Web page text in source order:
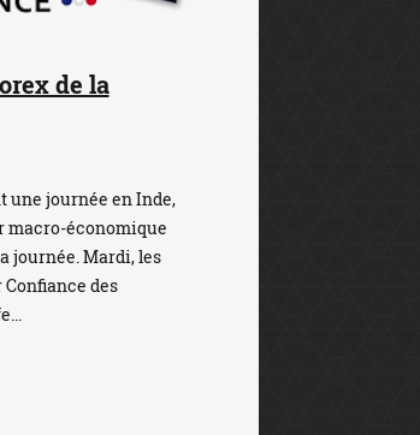
de la
journée en Inde,
économique
journée. Mardi, les
des